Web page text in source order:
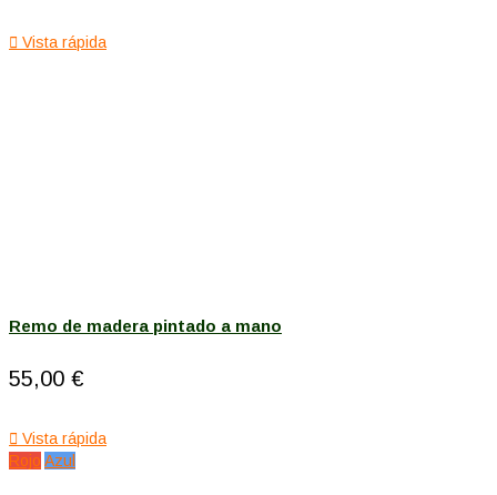
 Vista rápida
Remo de madera pintado a mano
55,00 €
 Vista rápida
Rojo Azul